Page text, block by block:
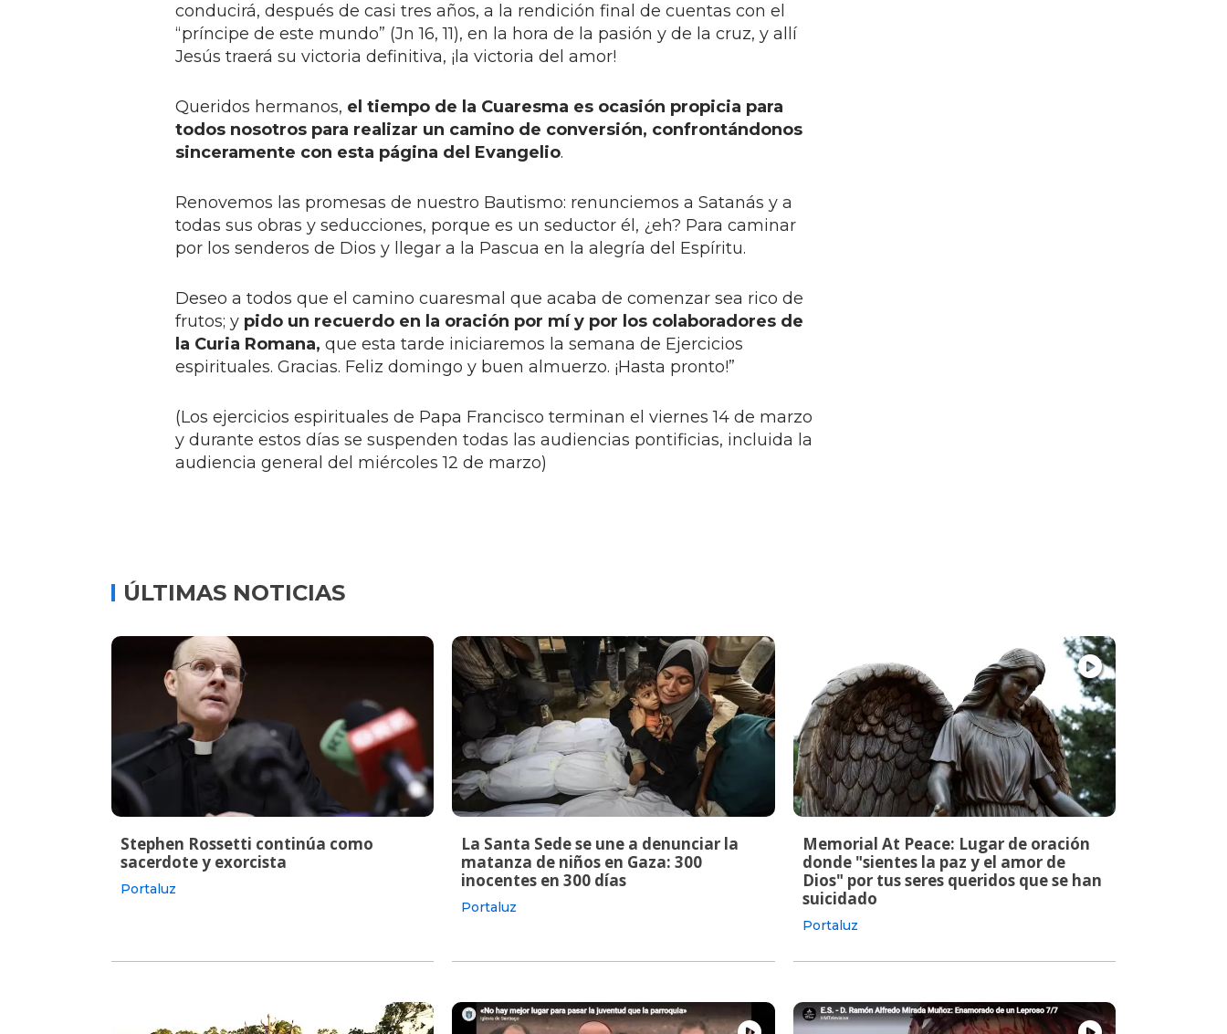
conducirá, después de casi tres años, a la rendición final de cuentas con el
“príncipe de este mundo” (Jn 16, 11), en la hora de la pasión y de la cruz, y allí
Jesús traerá su victoria definitiva, ¡la victoria del amor!
Queridos hermanos, el tiempo de la Cuaresma es ocasión propicia para
todos nosotros para realizar un camino de conversión, confrontándonos
sinceramente con esta página del Evangelio.
Renovemos las promesas de nuestro Bautismo: renunciemos a Satanás y a
todas sus obras y seducciones, porque es un seductor él, ¿eh? Para caminar
por los senderos de Dios y llegar a la Pascua en la alegría del Espíritu.
Deseo a todos que el camino cuaresmal que acaba de comenzar sea rico de
frutos; y pido un recuerdo en la oración por mí y por los colaboradores de
la Curia Romana, que esta tarde iniciaremos la semana de Ejercicios
espirituales. Gracias. Feliz domingo y buen almuerzo. ¡Hasta pronto!”
(Los ejercicios espirituales de Papa Francisco terminan el viernes 14 de marzo
y durante estos días se suspenden todas las audiencias pontificias, incluida la
audiencia general del miércoles 12 de marzo)
ÚLTIMAS NOTICIAS
Stephen Rossetti continúa como
sacerdote y exorcista
Portaluz
La Santa Sede se une a denunciar la
matanza de niños en Gaza: 300
inocentes en 300 días
Portaluz
Memorial At Peace: Lugar de oración
donde "sientes la paz y el amor de
Dios" por tus seres queridos que se han
suicidado
Portaluz